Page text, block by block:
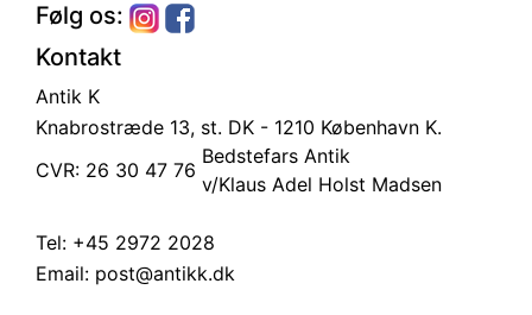
Følg os:
Kontakt
Antik K
Knabrostræde 13, st. DK - 1210 København K.
CVR: 26 30 47 76
Bedstefars Antik
v/Klaus Adel Holst Madsen
Tel: +45 2972 2028
Email: post@antikk.dk